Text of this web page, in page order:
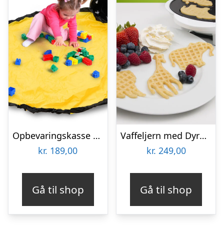
Opbevaringskasse med Legetæppe – Spralla
kr. 189,00
Gå til shop
Vaffeljern med Dyremotiv – KitchPro
kr. 249,00
Gå til shop